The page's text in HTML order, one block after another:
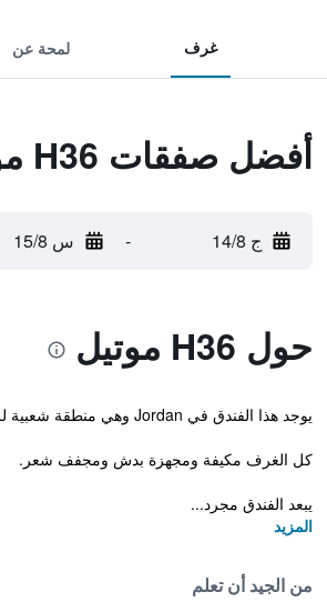
غرف لمحة عن
أفضل صفقات H36 موتيل
ج 14/8 - س 15/8
حول H36 موتيل
يوجد هذا الفندق في Jordan وهي منطقة شعبية للسياح ليست يعيدة عن Nathan Road. بإمكان النزلاء خلال إقامتهم الاستمتاع بالواي فاي مجاناً.
كل الغرف مكيفة ومجهزة بدش ومجفف شعر.
يبعد الفندق مجرد...
المزيد
من الجيد أن تعلم